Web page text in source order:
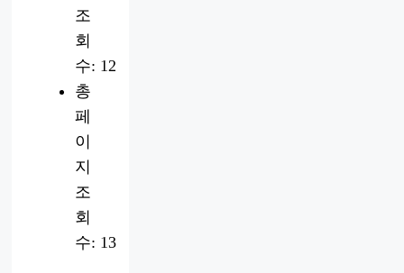
조
회
수: 12
총
페
이
지
조
회
수: 13